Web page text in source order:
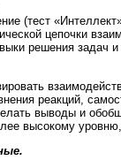
(тест
цепочки
решения задач
реакций,
выводы и
высокому